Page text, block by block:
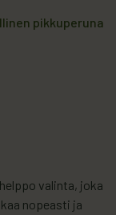
pikkuperuna
valinta, joka
nopeasti ja